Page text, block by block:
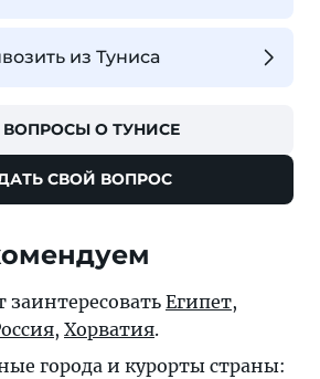
из Туниса
ВОПРОСЫ О ТУНИСЕ
СВОЙ ВОПРОС
заинтересовать Египет,
, Хорватия.
города и курорты страны: